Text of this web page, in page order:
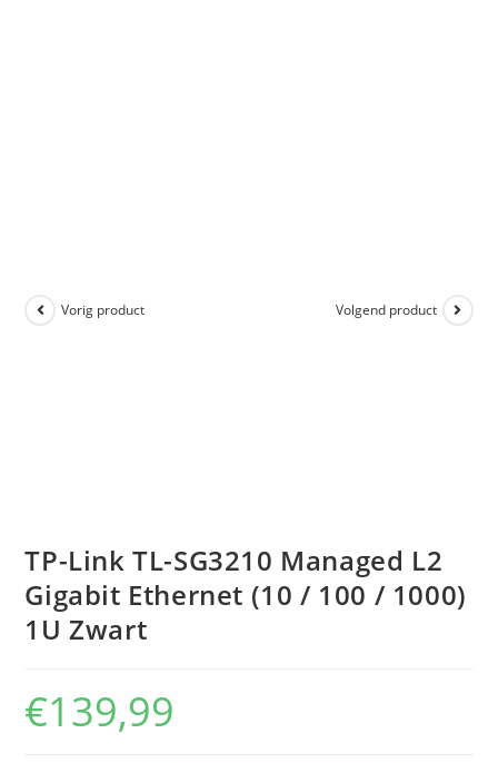
Vorig product Volgend product
TP-Link TL-SG3210 Managed L2
Gigabit Ethernet (10 / 100 / 1000)
1U Zwart
€139,99